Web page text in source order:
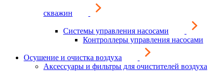
скважин
Системы управления насосами
Контроллеры управления насосами
Осушение и очистка воздуха
Аксессуары и фильтры для очистителей воздуха